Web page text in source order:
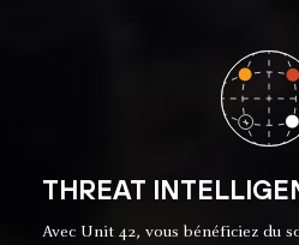
THREAT
Avec Unit 42, vous bénéficiez du